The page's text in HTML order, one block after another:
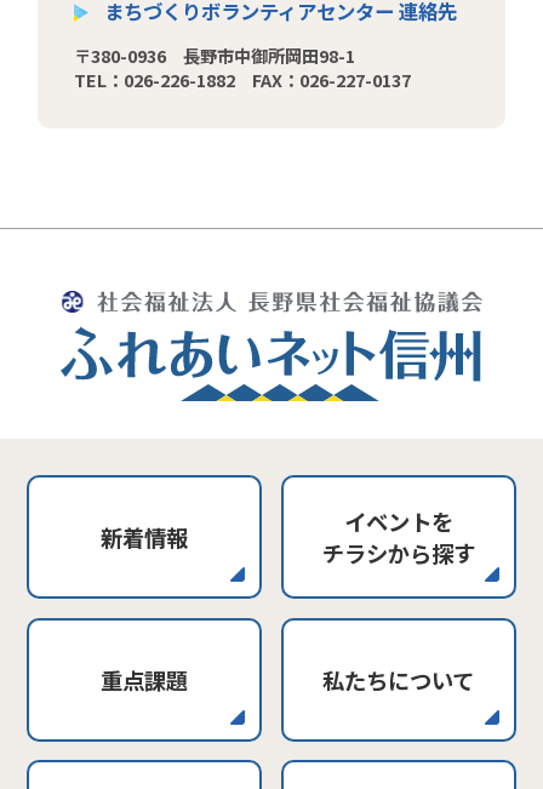
まちづくりボランティアセンター 連絡先
〒380-0936 長野市中御所岡田98-1
TEL：026-226-1882 FAX：026-227-0137
新着情報
イベントを
チラシから探す
重点課題 私たちについて